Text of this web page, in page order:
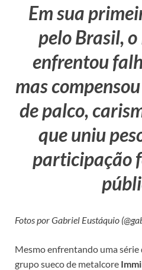
Em sua
pelo Brasil,
enfrentou
mas
de palco,
que uniu
participação
Fotos por Gabriel Eustáquio
Mesmo enfrentando uma série
grupo sueco de metalcore